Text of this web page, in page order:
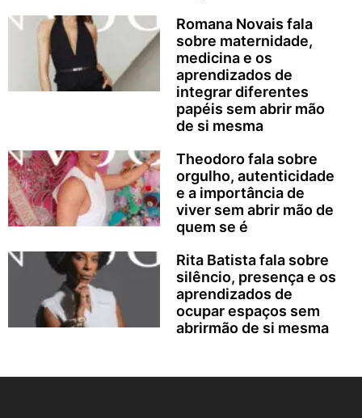
Romana Novais fala
sobre maternidade,
medicina e os
aprendizados de
integrar diferentes
papéis sem abrir mão
de si mesma
Theodoro fala sobre
orgulho, autenticidade
e a importância de
viver sem abrir mão de
quem se é
Rita Batista fala sobre
silêncio, presença e os
aprendizados de
ocupar espaços sem
abrirmão de si mesma